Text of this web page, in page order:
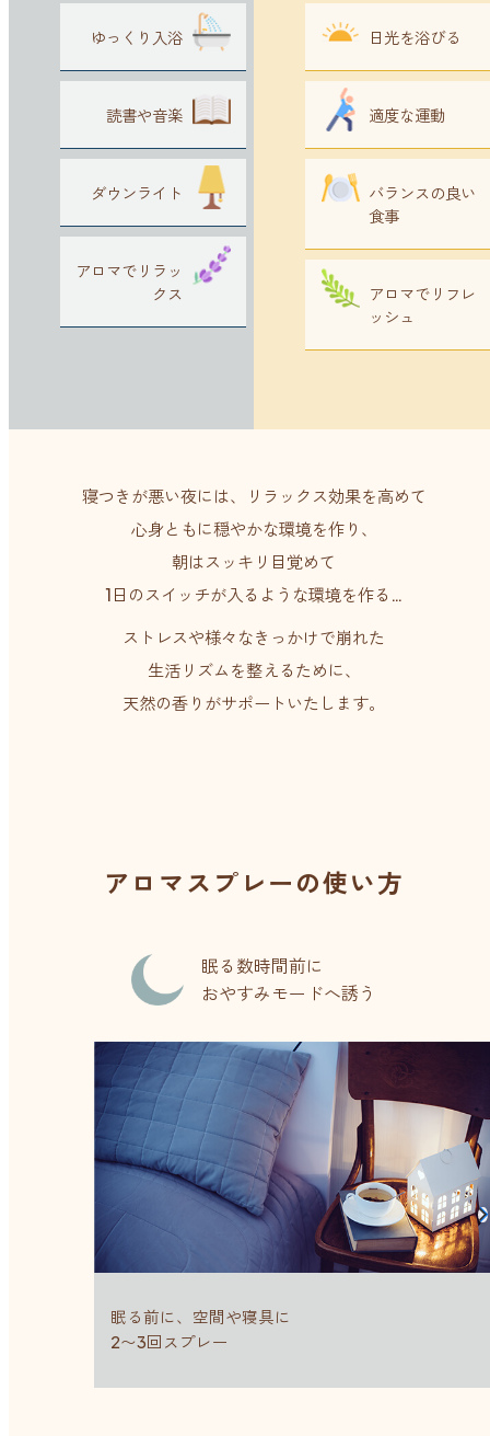
ゆっくり入浴
読書や音楽
ダウンライト
アロマでリラッ
クス
日光を浴びる
適度な運動
バランスの良い
食事
アロマでリフレ
ッシュ
寝つきが悪い夜には、リラックス効果を高めて
心身ともに穏やかな環境を作り、
朝はスッキリ目覚めて
1日のスイッチが入るような環境を作る…
ストレスや様々なきっかけで崩れた
生活リズムを整えるために、
天然の香りがサポートいたします。
アロマスプレーの使い方
眠る数時間前に
おやすみモードへ誘う
眠る前に、空間や寝具に
2〜3回スプレー